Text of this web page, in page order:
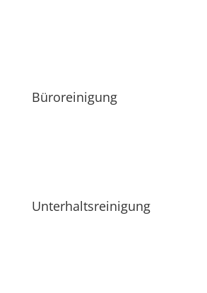
Büroreinigung
Unterhaltsreinigung